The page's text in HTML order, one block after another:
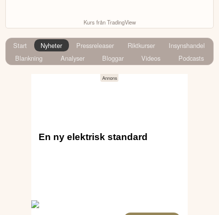
Kurs från TradingView
Start Nyheter Pressreleaser Riktkurser
Insynshandel
Blankning
Analyser Bloggar Videos Podcasts